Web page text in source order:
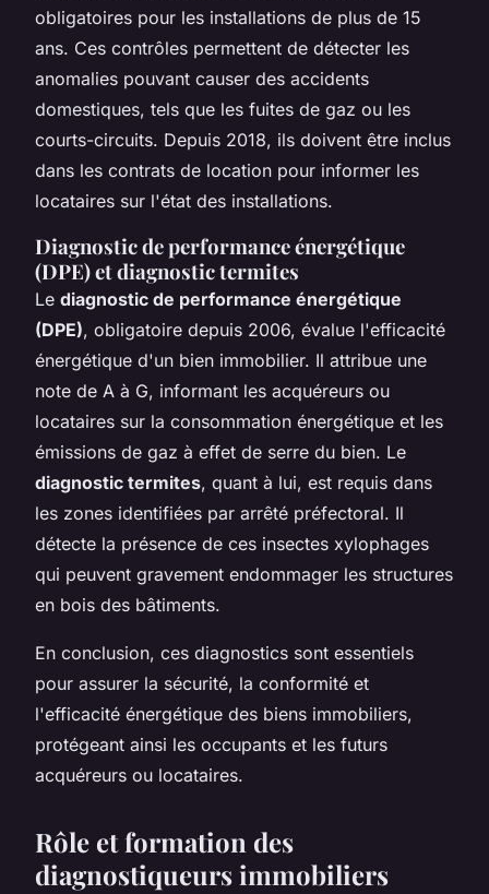
obligatoires pour les installations de plus de 15
ans. Ces contrôles permettent de détecter les
anomalies pouvant causer des accidents
domestiques, tels que les fuites de gaz ou les
courts-circuits. Depuis 2018, ils doivent être inclus
dans les contrats de location pour informer les
locataires sur l'état des installations.
Diagnostic de performance énergétique
(DPE) et diagnostic termites
Le diagnostic de performance énergétique
(DPE), obligatoire depuis 2006, évalue l'efficacité
énergétique d'un bien immobilier. Il attribue une
note de A à G, informant les acquéreurs ou
locataires sur la consommation énergétique et les
émissions de gaz à effet de serre du bien. Le
diagnostic termites, quant à lui, est requis dans
les zones identifiées par arrêté préfectoral. Il
détecte la présence de ces insectes xylophages
qui peuvent gravement endommager les structures
en bois des bâtiments.
En conclusion, ces diagnostics sont essentiels
pour assurer la sécurité, la conformité et
l'efficacité énergétique des biens immobiliers,
protégeant ainsi les occupants et les futurs
acquéreurs ou locataires.
Rôle et formation des
diagnostiqueurs immobiliers